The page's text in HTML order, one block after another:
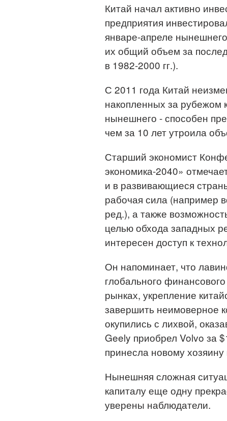
Китай начал активно
предприятия
январе-апреле
их общий объем за
в 1982-2000 гг.).
С 2011 года Китай
накопленных за рубежом
нынешнего - способен
чем за 10 лет утроила
Старший экономист
экономика-2040»
и в развивающиеся
рабочая сила (например
ред.), а также
целью обхода западных
интересен доступ к
Он напоминает, что
глобального
рынках, укрепление
завершить неимоверное
окупились с лихвой,
Geely приобрел Volvo за
принесла новому
Нынешняя сложная
капиталу еще одну
уверены наблюдатели.